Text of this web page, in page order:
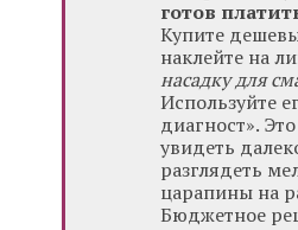
готов
Купите
наклейте на
насадку для
Используйте
диагност».
увидеть
разглядеть
царапины на
Бюджетное